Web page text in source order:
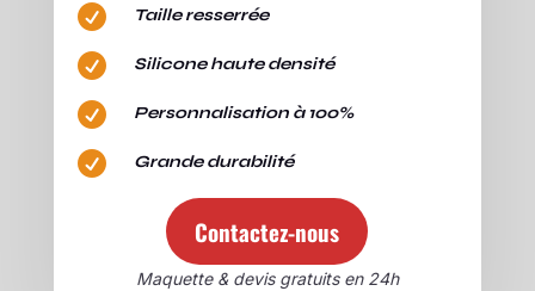
 Taille resserrée
 Silicone haute densité
 Personnalisation à 100%
 Grande durabilité
Contactez-nous
Maquette & devis gratuits en 24h